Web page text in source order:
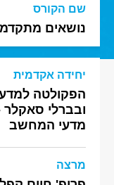
שם הקורס
נושאים
יחידה אקדמית
הפקולטה
ובברלי סאקלר
מדעי המחשב
מרצה